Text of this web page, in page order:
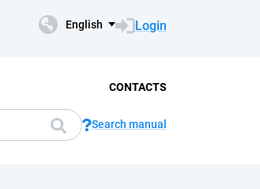
English Login
CONTACTS
Search manual